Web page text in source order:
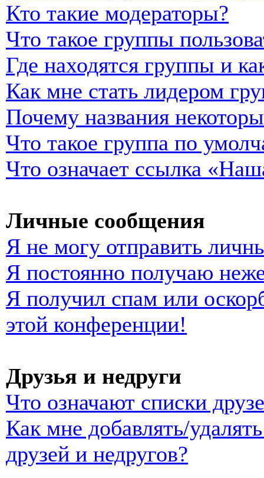
Кто такие модераторы?
Что такое группы
Где находятся группы и
Как мне стать лидером
Почему названия
Что такое группа по
Что означает ссылка
Личные сообщения
Я не могу отправить
Я постоянно получаю
Я получил спам или
этой конференции!
Друзья и недруги
Что означают списки
Как мне добавлять/
друзей и недругов?